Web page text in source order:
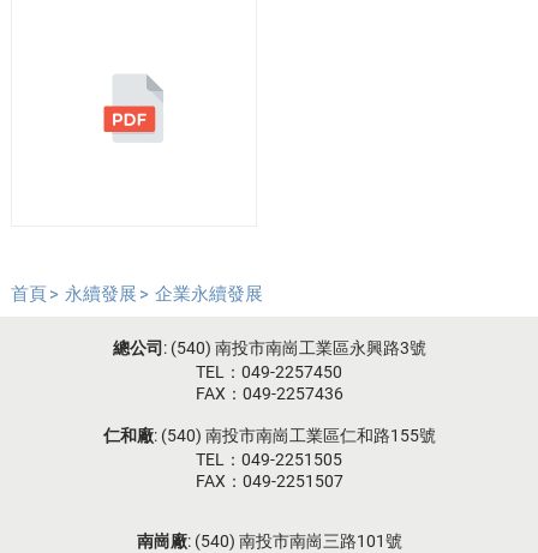
首頁 永續發展 企業永續發展
總公司 : (540) 南投市南崗工業區永興路3號
TEL：049-2257450
FAX：049-2257436
仁和廠: (540) 南投市南崗工業區仁和路155號
TEL：049-2251505
FAX：049-2251507
南崗廠: (540) 南投市南崗三路101號